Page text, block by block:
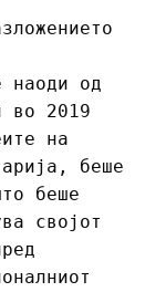
наоди од
во 2019
на
беше
беше
својот